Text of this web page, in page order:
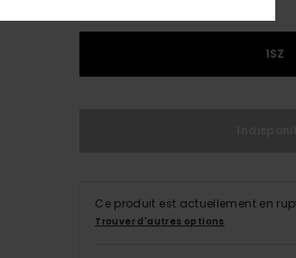
1SZ
Ce produit est actuellement en
Trouver d'autres options